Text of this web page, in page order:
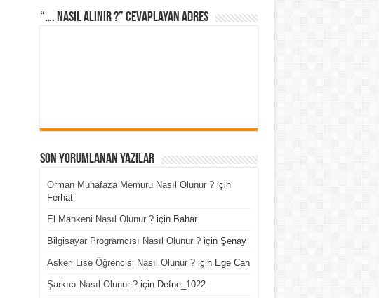
“…. Nasıl Alınır ?” cevaplayan adres
Son Yorumlanan Yazılar
Orman Muhafaza Memuru Nasıl Olunur ?için
Ferhat
El Mankeni Nasıl Olunur ?için Bahar
Bilgisayar Programcısı Nasıl Olunur ?için Şenay
Askeri Lise Öğrencisi Nasıl Olunur ?için Ege Can
Şarkıcı Nasıl Olunur ?için Defne_1022